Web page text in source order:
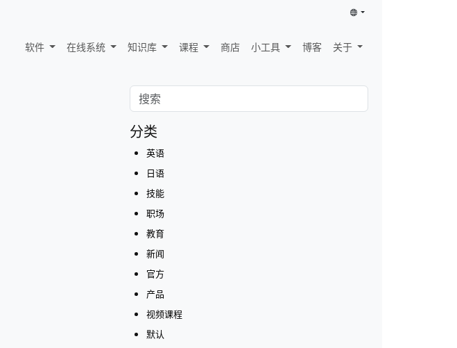
软件 在线系统 知识库 课程 商店 小工具 博客 关于
分类
英语
日语
技能
职场
教育
新闻
官方
产品
视频课程
默认